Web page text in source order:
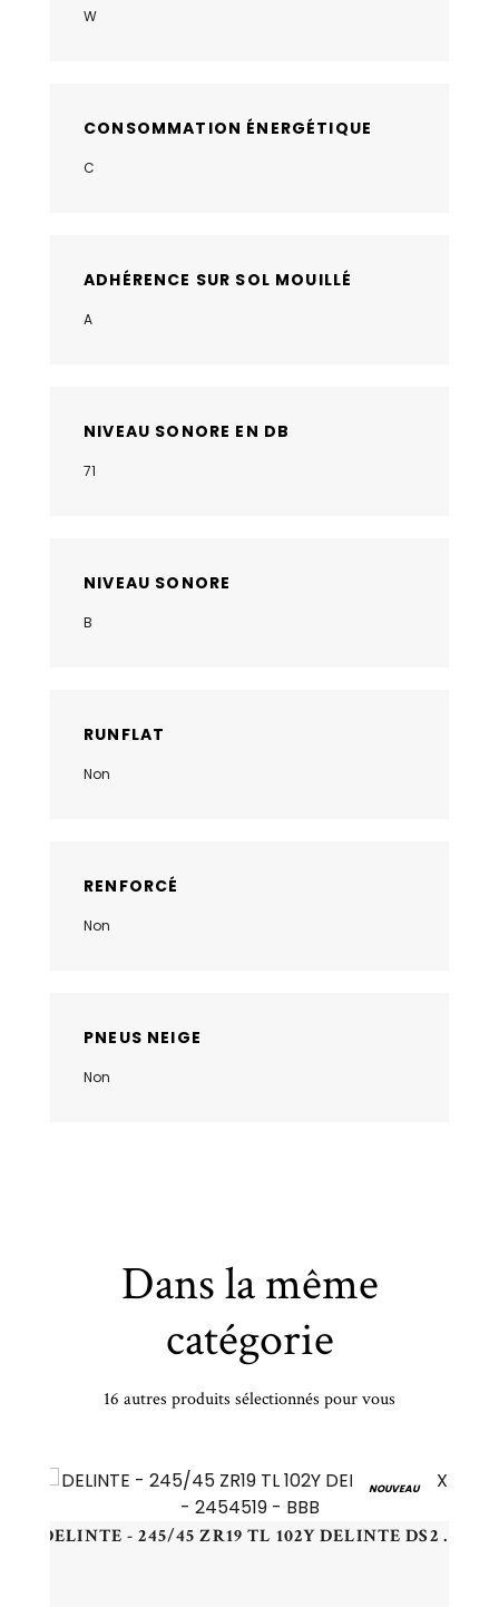
W
CONSOMMATION ÉNERGÉTIQUE
C
ADHÉRENCE SUR SOL MOUILLÉ
A
NIVEAU SONORE EN DB
71
NIVEAU SONORE
B
RUNFLAT
Non
RENFORCÉ
Non
PNEUS NEIGE
Non
Dans la même
catégorie
16 autres produits sélectionnés pour vous
NOUVEAU
DELINTE - 245/45 ZR19 TL 102Y DELINTE DS2 XL - 2454519 - BBB